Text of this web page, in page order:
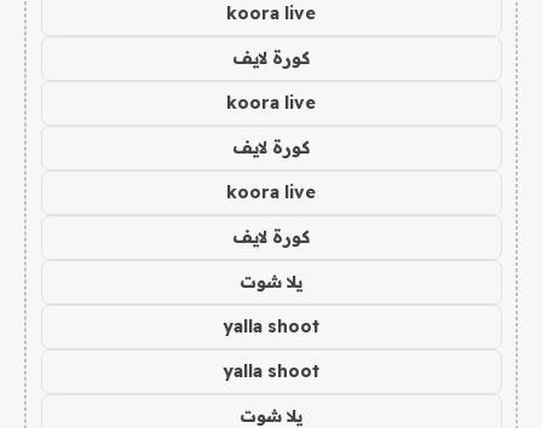
koora live
كورة لايف
koora live
كورة لايف
koora live
كورة لايف
يلا شوت
yalla shoot
yalla shoot
يلا شوت